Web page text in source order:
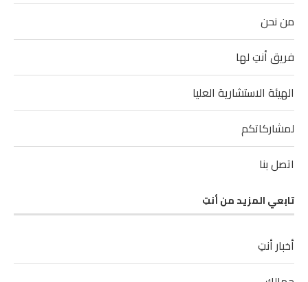
من نحن
فريق أنتِ لها
الهيئة الاستشارية العليا
لمشاركاتكم
اتصل بنا
تابعي المزيد من أنتِ
أخبار أنتِ